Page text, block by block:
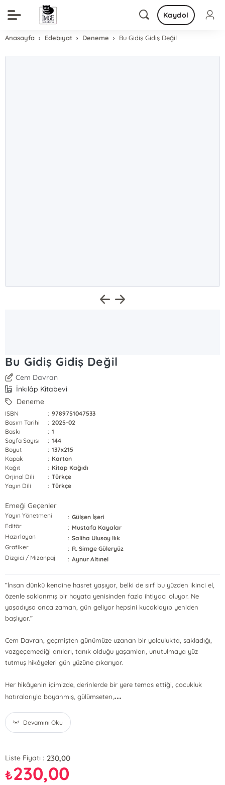
Kaydol
Anasayfa Edebiyat Deneme Bu Gidiş Gidiş Değil
Bu Gidiş Gidiş Değil
Cem Davran
İnkılâp Kitabevi
Deneme
ISBN : 9789751047533
Basım Tarihi
: 2025-02
Baskı
: 1
Sayfa Sayısı
: 144
Boyut
: 137x215
Kapak
: Karton
Kağıt
: Kitap Kağıdı
Orjinal Dili
: Türkçe
Yayın Dili
: Türkçe
Emeği Geçenler
Yayın Yönetmeni : Gülşen İşeri
Editör
: Mustafa Kayalar
Hazırlayan
: Saliha Ulusoy Ilık
Grafiker
: R. Simge Güleryüz
Dizgici / Mizanpaj
: Aynur Altınel
“İnsan dünkü kendine hasret yaşıyor, belki de sırf bu yüzden ikinci el,
özenle saklanmış bir hayata yenisinden fazla ihtiyacı oluyor. Ne
yaşadıysa onca zaman, gün geliyor hepsini kucaklayıp yeniden
başlıyor.”
Cem Davran, geçmişten günümüze uzanan bir yolculukta, sakladığı,
vazgeçemediği anıları, tanık olduğu yaşamları, unutulmaya yüz
tutmuş hikâyeleri gün yüzüne çıkarıyor.
Her hikâyenin içimizde, derinlerde bir yere temas ettiği, çocukluk
hatıralarıyla boyanmış, gülümseten, ...
Devamını Oku
Liste Fiyatı : 230,00
₺230,00